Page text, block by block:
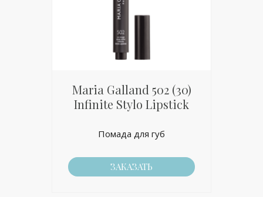
Maria Galland 502 (30)
Infinite Stylo Lipstick
Помада для губ
ЗАКАЗАТЬ